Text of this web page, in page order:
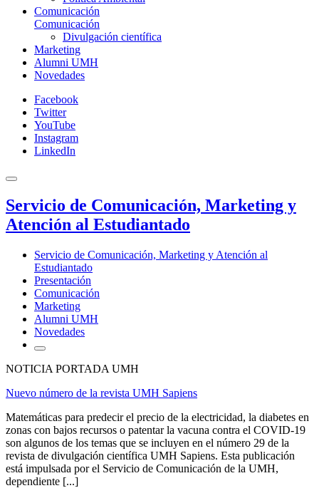
Comunicación
Comunicación
Divulgación científica
Marketing
Alumni UMH
Novedades
Facebook
Twitter
YouTube
Instagram
LinkedIn
Servicio de Comunicación, Marketing y
Atención al Estudiantado
Servicio de Comunicación, Marketing y Atención al
Estudiantado
Presentación
Comunicación
Marketing
Alumni UMH
Novedades
NOTICIA PORTADA UMH
Nuevo número de la revista UMH Sapiens
Matemáticas para predecir el precio de la electricidad, la diabetes en
zonas con bajos recursos o patentar la vacuna contra el COVID-19
son algunos de los temas que se incluyen en el número 29 de la
revista de divulgación científica UMH Sapiens. Esta publicación
está impulsada por el Servicio de Comunicación de la UMH,
dependiente [...]